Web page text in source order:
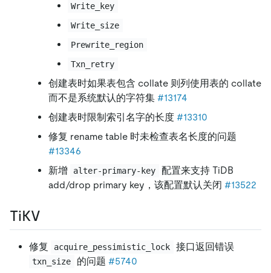
Write_key
Write_size
Prewrite_region
Txn_retry
创建表时如果表包含 collate 则列使用表的 collate
而不是系统默认的字符集 #13174
创建表时限制索引名字的长度 #13310
修复 rename table 时未检查表名长度的问题
#13346
新增
alter-primary-key
配置来支持 TiDB
add/drop primary key，该配置默认关闭 #13522
TiKV
修复 acquire_pessimistic_lock 接口返回错误
txn_size 的问题 #5740